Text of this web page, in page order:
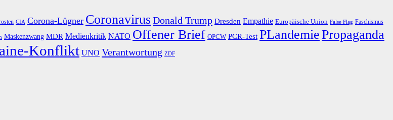
CIA Corona-Lügner CoronavirusDonald Trump Dresden Empathie Europäische Union False Flag Faschismus
Maskenzwang MDR Medienkritik NATO Offener Brief OPCW PCR-Test PLandemiePropaganda
Konflikt UNO Verantwortung ZDF